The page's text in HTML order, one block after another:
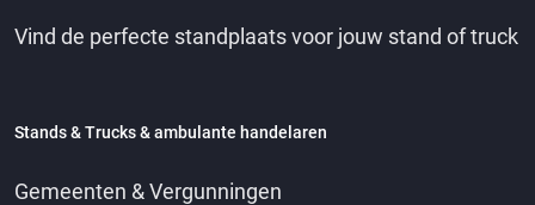
Vind de perfecte standplaats voor jouw stand of truck
Stands & Trucks & ambulante handelaren
Gemeenten & Vergunningen